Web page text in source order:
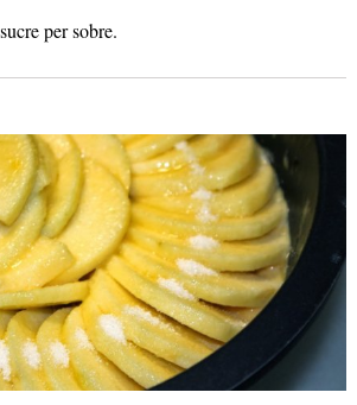
per sobre.